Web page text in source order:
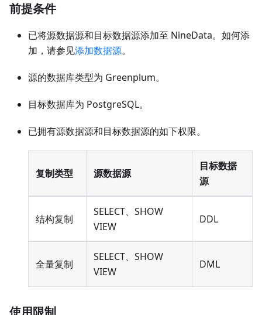
前提条件
已将源数据源和目标数据源添加至 NineData。如何添
加，请参见添加数据源。
源的数据库类型为 Greenplum。
目标数据库为 PostgreSQL。
已拥有源数据源和目标数据源的如下权限。
复制类型 源数据源
目标数据
源
结构复制
SELECT、SHOW
VIEW
DDL
全量复制
SELECT、SHOW
VIEW
DML